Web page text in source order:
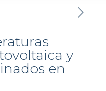
y
en